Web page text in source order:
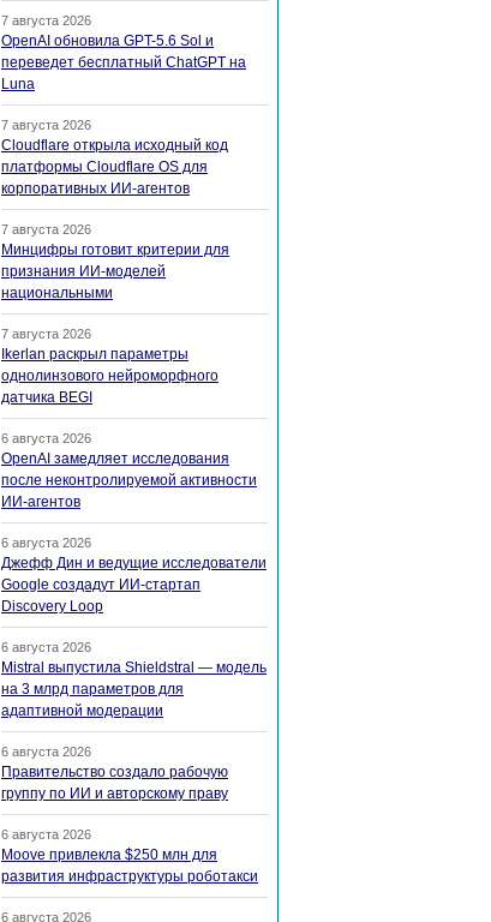
7 августа 2026
OpenAI обновила GPT-5.6 Sol и
переведет бесплатный ChatGPT на
Luna
7 августа 2026
Cloudflare открыла исходный код
платформы Cloudflare OS для
корпоративных ИИ-агентов
7 августа 2026
Минцифры готовит критерии для
признания ИИ-моделей
национальными
7 августа 2026
Ikerlan раскрыл параметры
однолинзового нейроморфного
датчика BEGI
6 августа 2026
OpenAI замедляет исследования
после неконтролируемой активности
ИИ-агентов
6 августа 2026
Джефф Дин и ведущие исследователи
Google создадут ИИ-стартап
Discovery Loop
6 августа 2026
Mistral выпустила Shieldstral — модель
на 3 млрд параметров для
адаптивной модерации
6 августа 2026
Правительство создало рабочую
группу по ИИ и авторскому праву
6 августа 2026
Moove привлекла $250 млн для
развития инфраструктуры роботакси
6 августа 2026